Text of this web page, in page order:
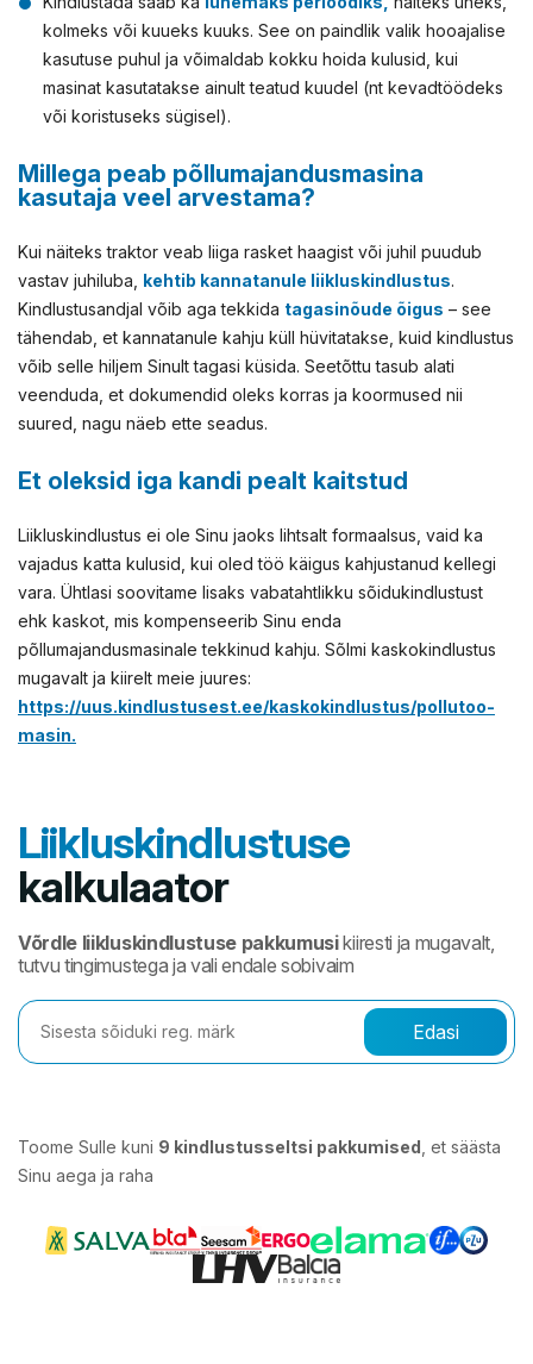
kolmeks või kuueks kuuks. See on paindlik valik hooajalise
kasutuse puhul ja võimaldab kokku hoida kulusid, kui
masinat kasutatakse ainult teatud kuudel (nt kevadtöödeks
või koristuseks sügisel).
Millega peab põllumajandusmasina
kasutaja veel arvestama?
Kui näiteks traktor veab liiga rasket haagist või juhil puudub
vastav juhiluba, kehtib kannatanule liikluskindlustus.
Kindlustusandjal võib aga tekkida tagasinõude õigus – see
tähendab, et kannatanule kahju küll hüvitatakse, kuid kindlustus
võib selle hiljem Sinult tagasi küsida. Seetõttu tasub alati
veenduda, et dokumendid oleks korras ja koormused nii
suured, nagu näeb ette seadus.
Et oleksid iga kandi pealt kaitstud
Liikluskindlustus ei ole Sinu jaoks lihtsalt formaalsus, vaid ka
vajadus katta kulusid, kui oled töö käigus kahjustanud kellegi
vara. Ühtlasi soovitame lisaks vabatahtlikku sõidukindlustust
ehk kaskot, mis kompenseerib Sinu enda
põllumajandusmasinale tekkinud kahju. Sõlmi kaskokindlustus
mugavalt ja kiirelt meie juures:
https://uus.kindlustusest.ee/kaskokindlustus/pollutoo-
masin.
Liikluskindlustuse
kalkulaator
Võrdle liikluskindlustuse pakkumusikiiresti ja mugavalt,
tutvu tingimustega ja vali endale sobivaim
Edasi
Toome Sulle kuni 9 kindlustusseltsi pakkumised , et säästa
Sinu aega ja raha